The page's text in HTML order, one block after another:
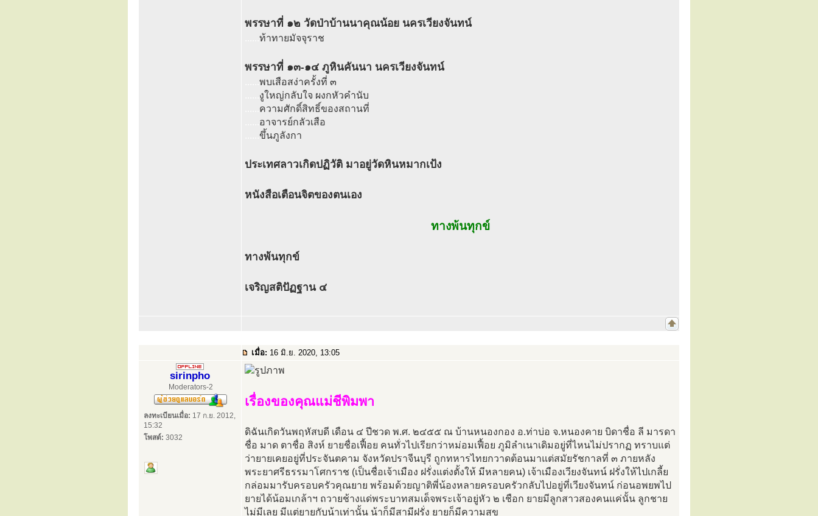
พรรษาที่ ๑๒ วัดป่าบ้านนาคุณน้อย นครเวียงจันทน์
ท้าทายมัจจุราช
พรรษาที่ ๑๓-๑๔ ภูหินคันนา นครเวียงจันทน์
พบเสือสง่าครั้งที่ ๓
งูใหญ่กลับใจ ผงกหัวคำนับ
ความศักดิ์สิทธิ์ของสถานที่
อาจารย์กลัวเสือ
ขึ้นภูลังกา
ประเทศลาวเกิดปฏิวัติ มาอยู่วัดหินหมากเป้ง
หนังสือเตือนจิตของตนเอง
ทางพ้นทุกข์
ทางพ้นทุกข์
เจริญสติปัฏฐาน ๔
เมื่อ: 16 มิ.ย. 2020, 13:05
sirinpho
Moderators-2
ลงทะเบียนเมื่อ: 17 ก.ย. 2012,
15:32
โพสต์: 3032
เรื่องของคุณแม่ชีพิมพา
ดิฉันเกิดวันพฤหัสบดี เดือน ๔ ปีชวด พ.ศ. ๒๔๕๕ ณ บ้านหนองกอง อ.ท่าบ่อ จ.หนองคาย บิดาชื่อ ลี มารดา
ชื่อ มาด ตาชื่อ สิงห์ ยายชื่อเฟื้อย คนทั่วไปเรียกว่าหม่อมเฟื้อย ภูมิลำเนาเดิมอยู่ที่ไหนไม่ปรากฏ ทราบแต่
ว่ายายเคยอยู่ที่ประจันตคาม จังหวัดปราจีนบุรี ถูกทหารไทยกวาดต้อนมาแต่สมัยรัชกาลที่ ๓ ภายหลัง
พระยาศรีธรรมาโศกราช (เป็นชื่อเจ้าเมือง ฝรั่งแต่งตั้งให้ มีหลายคน) เจ้าเมืองเวียงจันทน์ ฝรั่งให้ไปเกลี้ย
กล่อมมารับครอบครัวคุณยาย พร้อมด้วยญาติพี่น้องหลายครอบครัวกลับไปอยู่ที่เวียงจันทน์ ก่อนอพยพไป
ยายได้น้อมเกล้าฯ ถวายช้างแด่พระบาทสมเด็จพระเจ้าอยู่หัว ๒ เชือก ยายมีลูกสาวสองคนแค่นั้น ลูกชาย
ไม่มีเลย มีแต่ยายกับน้าเท่านั้น น้าก็มีสามีฝรั่ง ยายก็มีความสุข